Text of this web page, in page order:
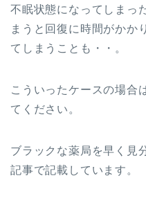
不眠状態になってしまっ
まうと回復に時間がかか
てしまうことも・・。
こういったケースの場合
てください。
ブラックな薬局を早く見
記事で記載しています。